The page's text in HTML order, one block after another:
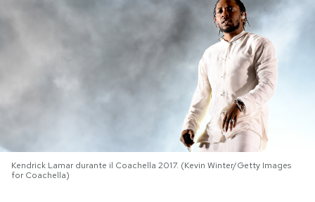
SHOP
Kendrick Lamar durante il Coachella 2017. (Kevin Winter/Getty Images
for Coachella)